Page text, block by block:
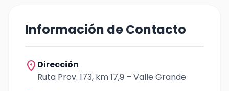
Información de Contacto
location_on Dirección
Ruta Prov. 173, km 17,9 – Valle Grande